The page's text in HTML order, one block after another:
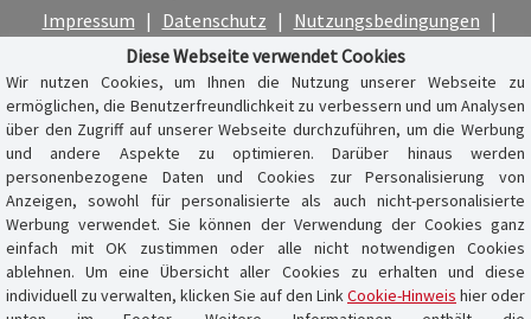
Impressum | Datenschutz | Nutzungsbedingungen |
Cookie-Hinweis
Diese Webseite verwendet Cookies
Wir nutzen Cookies, um Ihnen die Nutzung unserer Webseite zu
ermöglichen, die Benutzerfreundlichkeit zu verbessern und um Analysen
über den Zugriff auf unserer Webseite durchzuführen, um die Werbung
und andere Aspekte zu optimieren. Darüber hinaus werden
personenbezogene Daten und Cookies zur Personalisierung von
Anzeigen, sowohl für personalisierte als auch nicht-personalisierte
Werbung verwendet. Sie können der Verwendung der Cookies ganz
einfach mit OK zustimmen oder alle nicht notwendigen Cookies
ablehnen. Um eine Übersicht aller Cookies zu erhalten und diese
individuell zu verwalten, klicken Sie auf den LinkCookie-Hinweis hier oder